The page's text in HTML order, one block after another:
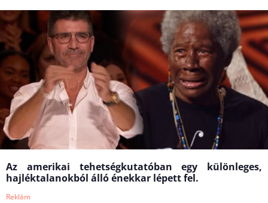
Az amerikai tehetségkutatóban egy különleges,
hajléktalanokból álló énekkar lépett fel.
Reklám